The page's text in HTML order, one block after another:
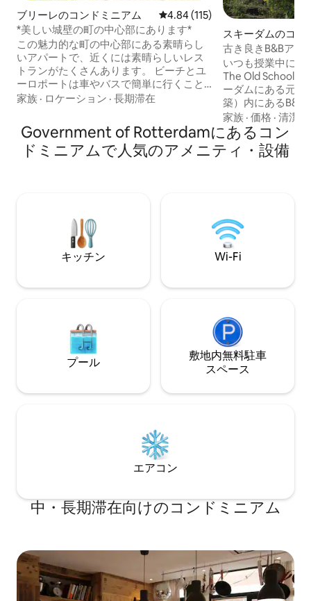
ブリーレのコンドミニアム レビュー115件、5つ星中4.84つ
4.84 (115)
*美しい城壁の町の中心部にあります*
この魅力的な町の中心部にある素晴らし
いアパートで、近くには素晴らしいレス
トランがたくさんあります。 ビーチとユ
ーロポートは車やバスで簡単に行くこと
ができます。 大人3名様（ダブルベッドを
で。 1階 広々としたリビングルーム-テレ
ビ＆ Wi-Fi 食器洗い機付きのキッチン テ
ラスにアクセスできるダイニングエリア
イレ付き） 洗濯機/乾燥機 長期滞在の場
合はお問い合わせください。
家族 · ロケーション · 長期滞在
スキーダムのコン
古き良きB&Bアパ
いつも授業中に眠
The Old Schoolに
ーダムにある元学
築）内にあるB&B
しています。アパ
㎡/720ft²）は1階
ベッドルームと、
スルームがあります。 静かな住
（お一人様15ユー
家族 ·価格 ·清潔さ
Government of Rotterdamにあるコン
ドミニアムで人気のアメニティ・設備
キッチン Wi-Fi
プール
敷地内無料駐⁠車
ス⁠ペ⁠ー⁠ス
エアコン
中・長期滞在向けのコンドミニアム